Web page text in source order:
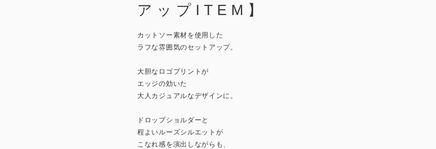
アップITEM】
カットソー素材を使用した
ラフな雰囲気のセットアップ。
大胆なロゴプリントが
エッジの効いた
大人カジュアルなデザインに。
ドロップショルダーと
程よいルーズシルエットが
こなれ感を演出しながらも、